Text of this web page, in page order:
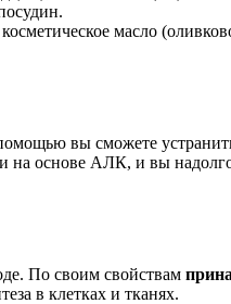
масло
вы сможете
на основе АЛК, и вы
По своим свойствам
в клетках и тканях.